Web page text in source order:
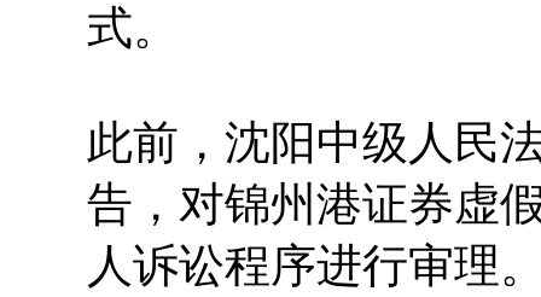
式。
此前，沈阳中级人民
告，对锦州港证券虚
人诉讼程序进行审理